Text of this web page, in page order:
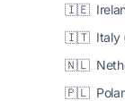
🇮🇪
🇮🇹 Italy
🇳🇱
🇵🇱